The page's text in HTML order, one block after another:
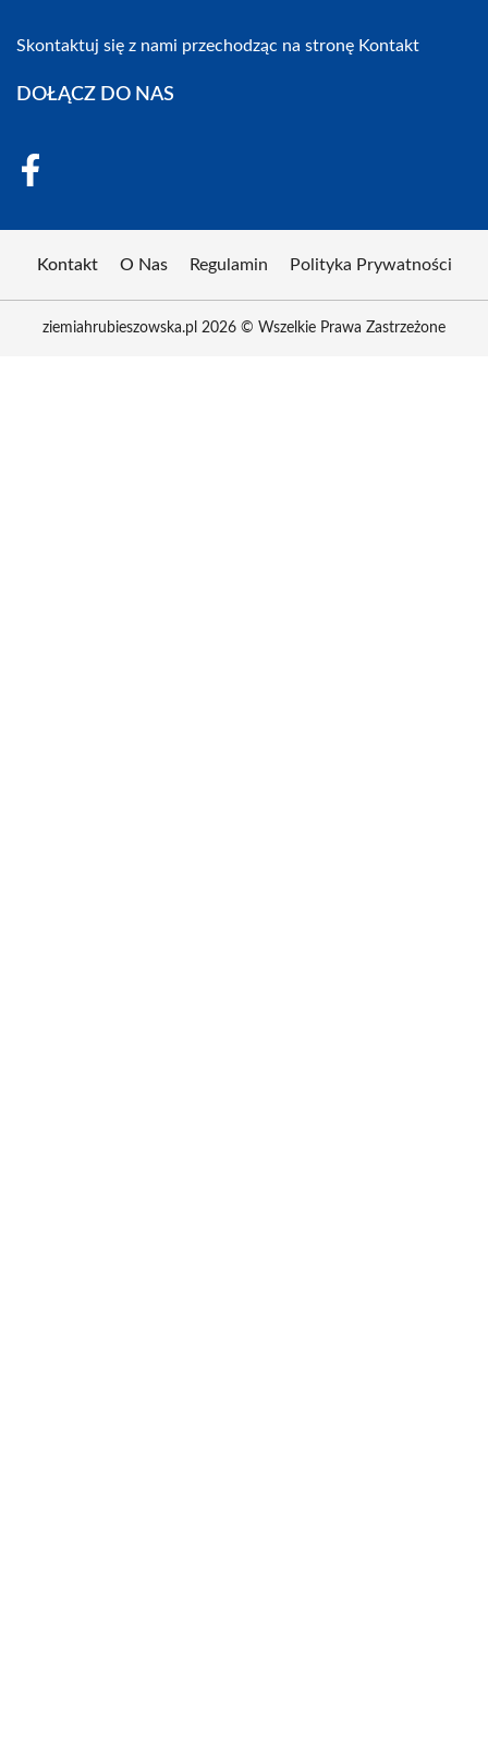
Skontaktuj się z nami przechodząc na stronę Kontakt
DOŁĄCZ DO NAS
Kontakt O Nas Regulamin Polityka Prywatności
ziemiahrubieszowska.pl 2026 © Wszelkie Prawa Zastrzeżone